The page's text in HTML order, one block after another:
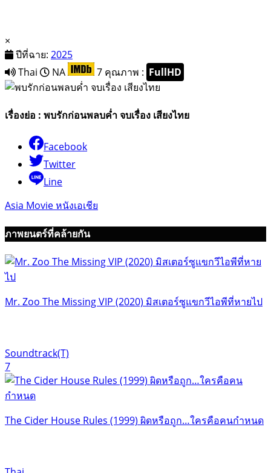
×
ปีที่ฉาย: 2025
Thai
NA 7 คุณภาพ : FullHD
เรื่องย่อ : พบรักก่อนพลบค่ำ จบเรื่อง เสียงไทย
Facebook
Twitter
Line
Asia Movie หนังเอเชีย
ภาพยนตร์ที่คล้ายกัน
Mr. Zoo The Missing VIP (2020) มิสเตอร์ซูแขกวีไอพีที่หายไป
Soundtrack(T)
7
The Cider House Rules (1999) ผิดหรือถูก…ใครคือคนกำหนด